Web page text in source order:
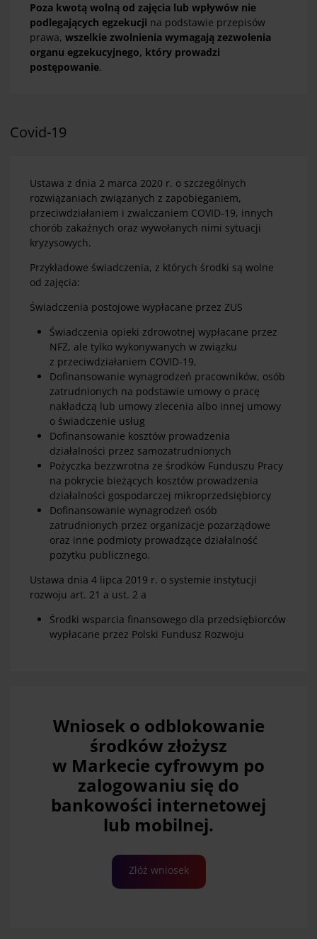
Poza kwotą wolną od zajęcia lub wpływów nie
podlegających egzekucji na podstawie przepisów
prawa, wszelkie zwolnienia wymagają zezwolenia
organu egzekucyjnego, który prowadzi
postępowanie.
Covid-19
Ustawa z dnia 2 marca 2020 r. o szczególnych
rozwiązaniach związanych z zapobieganiem,
przeciwdziałaniem i zwalczaniem COVID-19, innych
chorób zakaźnych oraz wywołanych nimi sytuacji
kryzysowych.
Przykładowe świadczenia, z których środki są wolne
od zajęcia:
Świadczenia postojowe wypłacane przez ZUS
Świadczenia opieki zdrowotnej wypłacane przez
NFZ, ale tylko wykonywanych w związku
z przeciwdziałaniem COVID-19,
Dofinansowanie wynagrodzeń pracowników, osób
zatrudnionych na podstawie umowy o pracę
nakładczą lub umowy zlecenia albo innej umowy
o świadczenie usług
Dofinansowanie kosztów prowadzenia
działalności przez samozatrudnionych
Pożyczka bezzwrotna ze środków Funduszu Pracy
na pokrycie bieżących kosztów prowadzenia
działalności gospodarczej mikroprzedsiębiorcy
Dofinansowanie wynagrodzeń osób
zatrudnionych przez organizacje pozarządowe
oraz inne podmioty prowadzące działalność
pożytku publicznego.
Ustawa dnia 4 lipca 2019 r. o systemie instytucji
rozwoju art. 21 a ust. 2 a
Środki wsparcia finansowego dla przedsiębiorców
wypłacane przez Polski Fundusz Rozwoju
Wniosek o odblokowanie
środków złożysz
w Markecie cyfrowym po
zalogowaniu się do
bankowości internetowej
lub mobilnej.
Złóż wniosek